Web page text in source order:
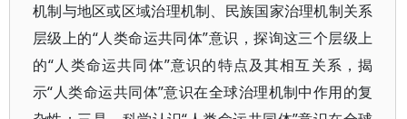
机制与地区或区域治理机制、民族国家治理机制关系
层级上的“人类命运共同体”意识，探询这三个层级上
的“人类命运共同体”意识的特点及其相互关系，揭
示“人类命运共同体”意识在全球治理机制中作用的复